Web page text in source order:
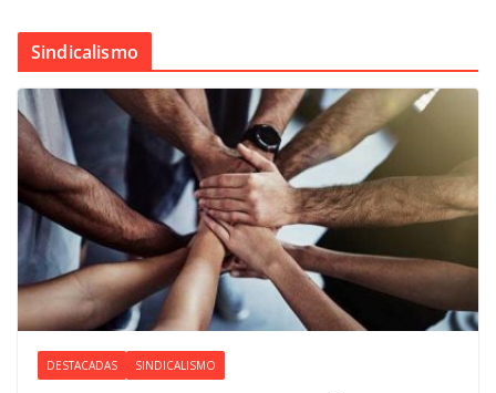
Sindicalismo
DESTACADAS SINDICALISMO